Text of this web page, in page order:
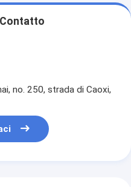
no. 250, strada di Caoxi,